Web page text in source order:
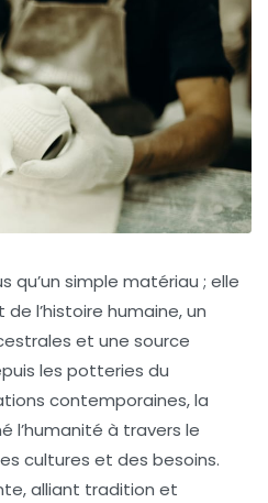
qu’un simple matériau ; elle
l’histoire humaine, un
et une source
les potteries du
contemporaines, la
l’humanité à travers le
cultures et des besoins.
alliant tradition et